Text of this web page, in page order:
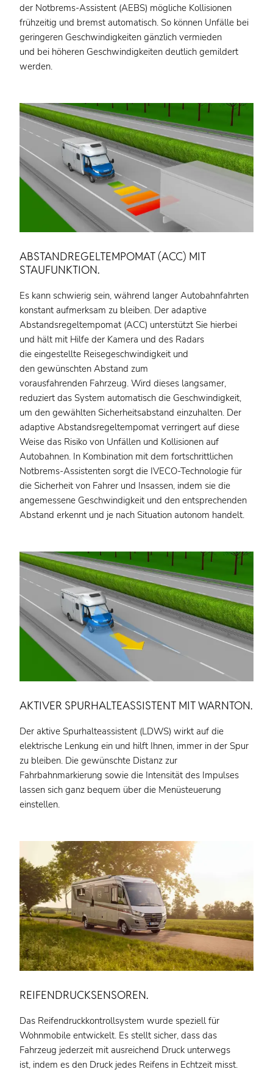
der Notbrems-Assistent (AEBS) mögliche Kollisionen
frühzeitig und bremst automatisch. So können Unfälle bei
geringeren Geschwindigkeiten gänzlich vermieden
und bei höheren Geschwindigkeiten deutlich gemildert
werden.
ABSTANDREGELTEMPOMAT (ACC) MIT
STAUFUNKTION.
Es kann schwierig sein, während langer Autobahnfahrten
konstant aufmerksam zu bleiben. Der adaptive
Abstandsregeltempomat (ACC) unterstützt Sie hierbei
und hält mit Hilfe der Kamera und des Radars
die eingestellte Reisegeschwindigkeit und
den gewünschten Abstand zum
vorausfahrenden Fahrzeug. Wird dieses langsamer,
reduziert das System automatisch die Geschwindigkeit,
um den gewählten Sicherheitsabstand einzuhalten. Der
adaptive Abstandsregeltempomat verringert auf diese
Weise das Risiko von Unfällen und Kollisionen auf
Autobahnen. In Kombination mit dem fortschrittlichen
Notbrems-Assistenten sorgt die IVECO-Technologie für
die Sicherheit von Fahrer und Insassen, indem sie die
angemessene Geschwindigkeit und den entsprechenden
Abstand erkennt und je nach Situation autonom handelt.
AKTIVER SPURHALTEASSISTENT MIT WARNTON.
Der aktive Spurhalteassistent (LDWS) wirkt auf die
elektrische Lenkung ein und hilft Ihnen, immer in der Spur
zu bleiben. Die gewünschte Distanz zur
Fahrbahnmarkierung sowie die Intensität des Impulses
lassen sich ganz bequem über die Menüsteuerung
einstellen.
REIFENDRUCKSENSOREN.
Das Reifendruckkontrollsystem wurde speziell für
Wohnmobile entwickelt. Es stellt sicher, dass das
Fahrzeug jederzeit mit ausreichend Druck unterwegs
ist, indem es den Druck jedes Reifens in Echtzeit misst.